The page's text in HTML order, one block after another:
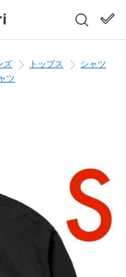
ズ トップス
シャツ
ツ